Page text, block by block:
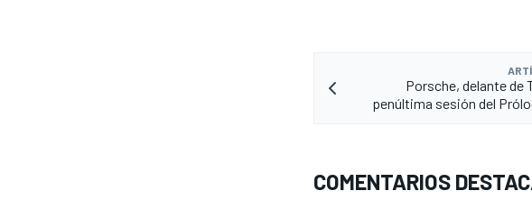
Porsche, delante de
penúltima sesión del
COMENTARIOS